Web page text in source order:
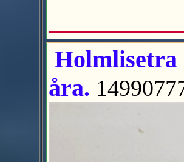
Holmlisetra
åra.